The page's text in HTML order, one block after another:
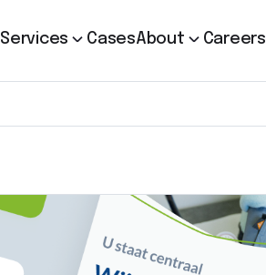
Services CasesAbout Careers